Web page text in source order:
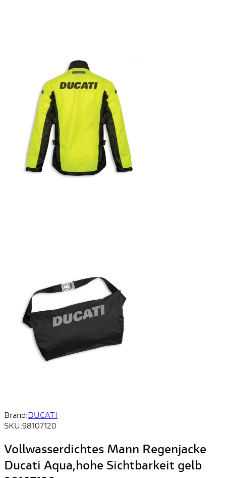
Brand:DUCATI
SKU:98107120
Vollwasserdichtes Mann Regenjacke
Ducati Aqua,hohe Sichtbarkeit gelb